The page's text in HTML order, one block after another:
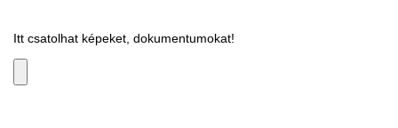
Itt csatolhat képeket, dokumentumokat!